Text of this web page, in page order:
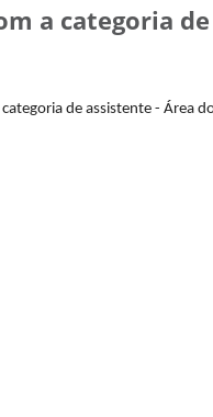
a categoria
de assistente - Área